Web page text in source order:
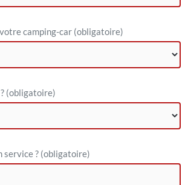
camping-car (obligatoire)
(obligatoire)
service ? (obligatoire)